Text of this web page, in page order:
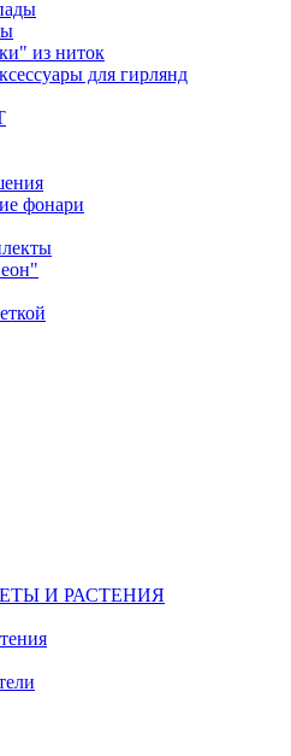
из ниток
для гирлянд
фонари
И РАСТЕНИЯ